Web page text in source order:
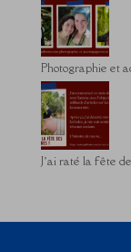
Photographie et
J’ai raté la fête